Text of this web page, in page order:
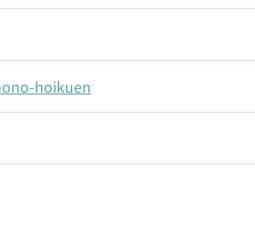
hoikuen